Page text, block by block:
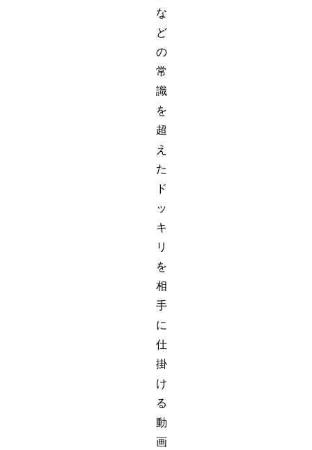
な
ど
の
常
識
を
超
え
た
ド
ッ
キ
リ
を
相
手
に
仕
掛
け
る
動
画